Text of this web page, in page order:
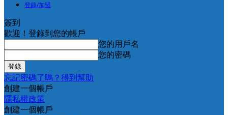
登錄/加盟
簽到
歡迎！登錄到您的帳戶
您的用戶名
您的密碼
忘記密碼了嗎？得到幫助
創建一個帳戶
隱私權政策
創建一個帳戶